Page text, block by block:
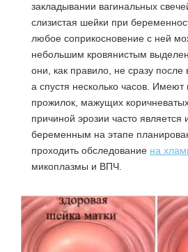
закладывании вагинальных
слизистая шейки при
любое соприкосновение с ней
небольшим кровянистым
они, как правило, не сразу после
а спустя несколько часов. Имеют
прожилок, мажущих коричневатых
причиной эрозии часто
беременным на этапе
проходить обследование на
микоплазмы и ВПЧ.